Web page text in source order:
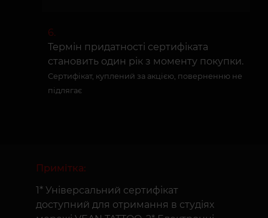
Термін придатності сертифіката
становить один рік з моменту покупки.
Сертифікат, куплений за акцією, поверненню не
підлягає
Примітка:
1* Універсальний сертифікат
доступний для отримання в студіях